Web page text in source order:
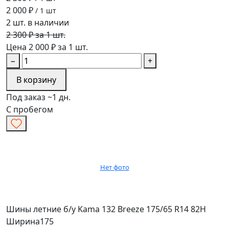
2 000 ₽ / 1 шт
2 шт. в наличии
2 300 ₽ за 1 шт.
Цена 2 000 ₽ за 1 шт.
−
+
В корзину
Под заказ ~1 дн.
С пробегом
Нет фото
Шины летние б/у Kama 132 Breeze 175/65 R14 82H
Ширина175